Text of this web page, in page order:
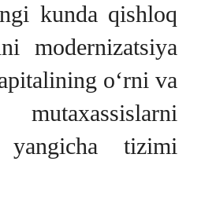
kunda qishloq
modernizatsiya
o‘rni va
yangicha tizimi